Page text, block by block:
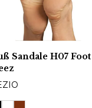
Sandale H07 Foot